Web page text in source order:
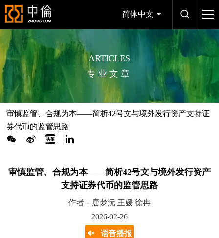
简体中文
ARTICLES
专业文章
审慎监管、合规为本——简析42号文与境外发行资产支持证
券代币的监管思路
审慎监管、合规为本——简析42号文与境外发行资产
支持证券代币的监管思路
作者：唐梦沅 王媛 徐冉
2026-02-26
语音播报